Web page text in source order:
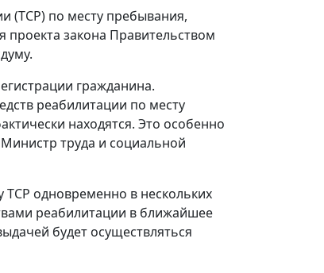
(ТСР) по месту пребывания,
закона Правительством
гражданина.
реабилитации по месту
находятся. Это особенно
труда и социальной
одновременно в нескольких
реабилитации в ближайшее
будет осуществляться